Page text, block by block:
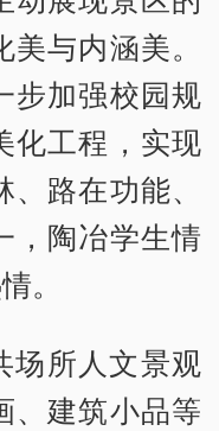
与内涵美。
步加强校园规
化工程，实现
路在功能、
，陶冶学生情
。
场所人文景观
、建筑小品等